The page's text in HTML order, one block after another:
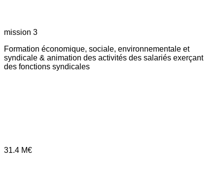
mission 3
Formation économique, sociale, environnementale et
syndicale & animation des activités des salariés exerçant
des fonctions syndicales
31.4 M€